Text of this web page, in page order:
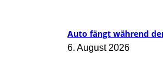
Auto fängt während
6. August 2026